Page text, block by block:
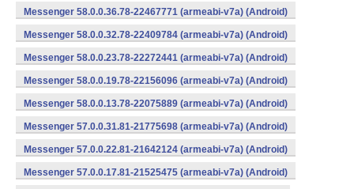
Messenger 58.0.0.36.78-22467771 (armeabi-v7a) (Android)
Messenger 58.0.0.32.78-22409784 (armeabi-v7a) (Android)
Messenger 58.0.0.23.78-22272441 (armeabi-v7a) (Android)
Messenger 58.0.0.19.78-22156096 (armeabi-v7a) (Android)
Messenger 58.0.0.13.78-22075889 (armeabi-v7a) (Android)
Messenger 57.0.0.31.81-21775698 (armeabi-v7a) (Android)
Messenger 57.0.0.22.81-21642124 (armeabi-v7a) (Android)
Messenger 57.0.0.17.81-21525475 (armeabi-v7a) (Android)